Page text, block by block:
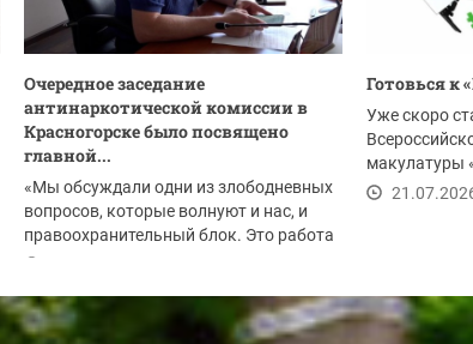
Очередное заседание
антинаркотической комиссии в
Красногорске было посвящено
главной...
«Мы обсуждали одни из злободневных
вопросов, которые волнуют и нас, и
правоохранительный блок. Это работа
по...
Готовься к
Уже скоро
макулатуры
по 30